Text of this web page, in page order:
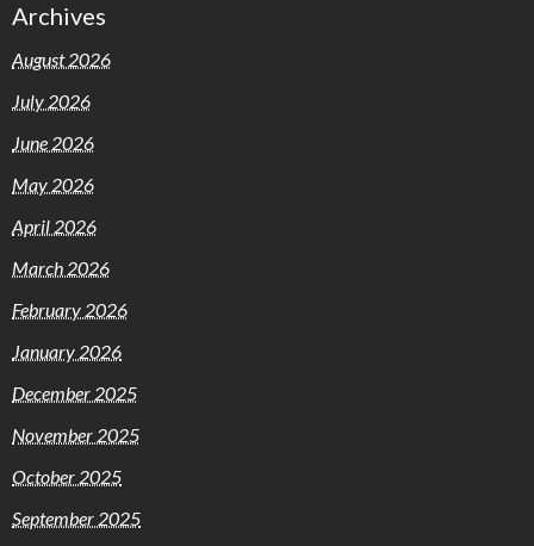
Archives
August 2026
July 2026
June 2026
May 2026
April 2026
March 2026
February 2026
January 2026
December 2025
November 2025
October 2025
September 2025